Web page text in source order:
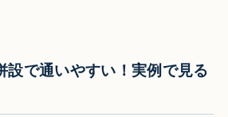
設で通いやすい！実例で見る